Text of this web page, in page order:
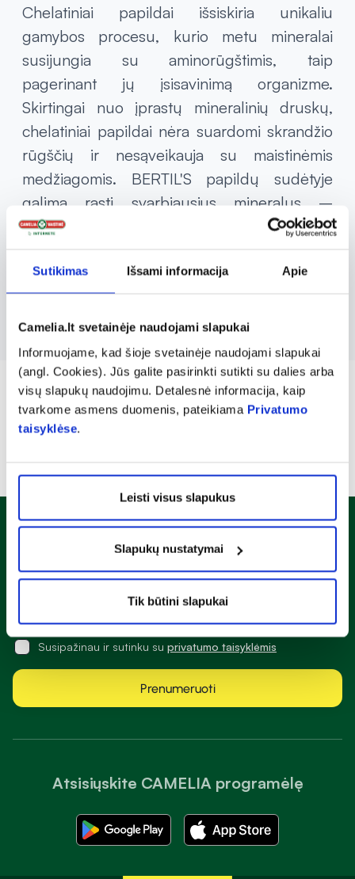
Sutikimas Išsami informacija Apie
Camelia.lt svetainėje naudojami slapukai
Informuojame, kad šioje svetainėje naudojami slapukai
(angl. Cookies). Jūs galite pasirinkti sutikti su dalies arba
visų slapukų naudojimu. Detalesnė informacija, kaip
tvarkome asmens duomenis, pateikiama Privatumo
taisyklėse.
Leisti visus slapukus
Slapukų nustatymai
Tik būtini slapukai
Chelatiniai papildai išsiskiria unikaliu
gamybos procesu, kurio metu mineralai
susijungia su aminorūgštimis, taip
pagerinant jų įsisavinimą organizme.
Skirtingai nuo įprastų mineralinių druskų,
chelatiniai papildai nėra suardomi skrandžio
rūgščių ir nesąveikauja su maistinėmis
medžiagomis. BERTIL'S papildų sudėtyje
galima rasti svarbiausius mineralus –
seleną, magnį, cinką, chromą, geležį, taip
draugiški virškinimo sistemai ir užtikrina
efektyvų veikliųjų medžiagų pasisavinimą.
Atsisiųskite CAMELIA programėlę
Naujienlaiškis
Sužinok apie nuolaidas ir specialius pasiūlymus!
Susipažinau ir sutinku su privatumo taisyklėmis
Prenumeruoti